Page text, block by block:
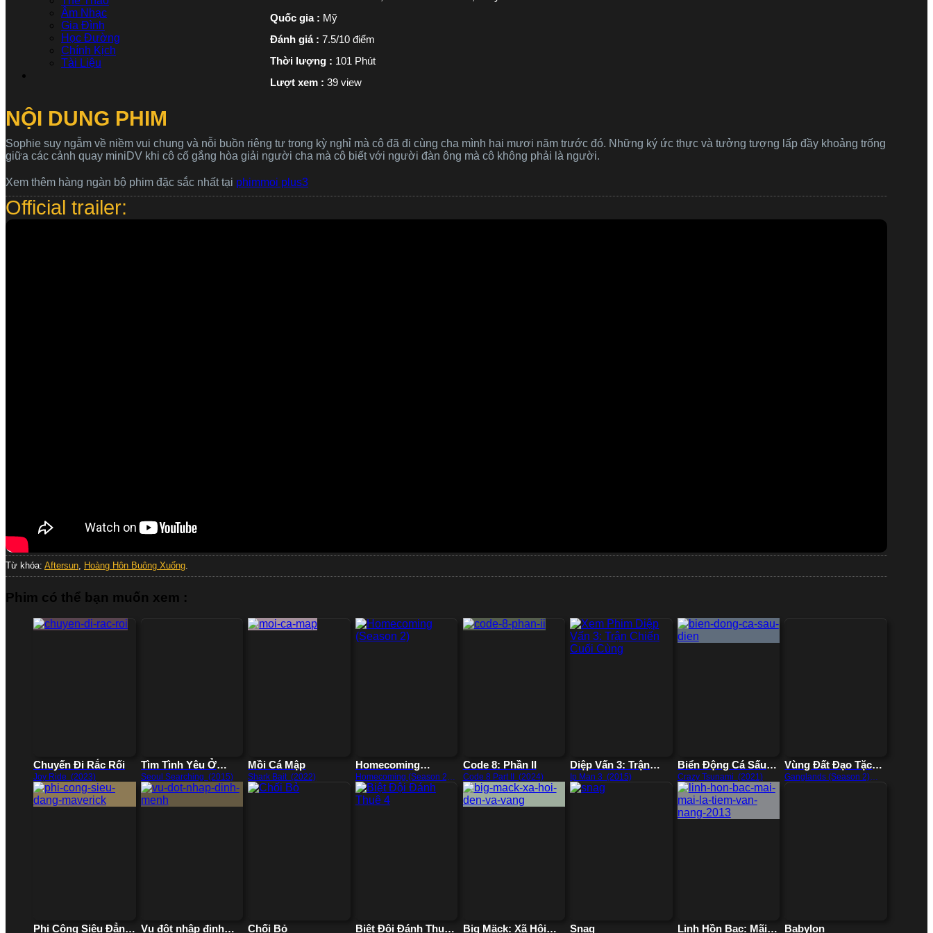
Âm Nhạc
Gia Đình
Học Đường
Chính Kịch
Tài Liệu
Quốc gia : Mỹ
Đánh giá : 7.5/10 điểm
Thời lượng : 101 Phút
Lượt xem : 39 view
NỘI DUNG PHIM
Sophie suy ngẫm về niềm vui chung và nỗi buồn riêng tư trong kỳ nghỉ mà cô đã đi cùng cha mình hai mươi năm trước đó. Những ký ức thực và tưởng tượng lấp đầy khoảng trống
giữa các cảnh quay miniDV khi cô cố gắng hòa giải người cha mà cô biết với người đàn ông mà cô không phải là người.
Xem thêm hàng ngàn bộ phim đặc sắc nhất tại phimmoi plus3
Official trailer:
Từ khóa: Aftersun, Hoàng Hôn Buông Xuống.
Phim có thể bạn muốn xem :
Chuyến Đi Rắc Rối
Joy Ride (2023)
Tìm Tình Yêu Ở
Seoul
Seoul Searching (2015)
Mồi Cá Mập
Shark Bait (2022)
Homecoming
(Season 2)
Homecoming (Season 2)
(2020)
Code 8: Phần II
Code 8 Part II (2024)
Diệp Vấn 3: Trận
Chiến Cuối Cùng
Ip Man 3 (2015)
Biển Động Cá Sấu
Điên
Crazy Tsunami (2021)
Vùng Đất Đạo Tặc
(Phần 2)
Ganglands (Season 2)
Phi Công Siêu Đẳng Vụ đột nhập định Chối Bỏ Biệt Đội Đánh Thuê Big Mäck: Xã Hội Snag Linh Hồn Bạc: Mãi Babylon